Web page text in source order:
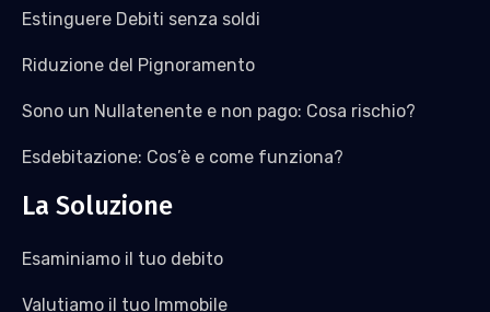
Estinguere Debiti senza soldi
Riduzione del Pignoramento
Sono un Nullatenente e non pago: Cosa rischio?
Esdebitazione: Cos’è e come funziona?
La Soluzione
Esaminiamo il tuo debito
Valutiamo il tuo Immobile